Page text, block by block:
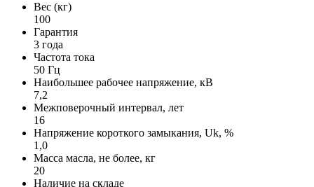
Вес (кг)
100
Гарантия
3 года
Частота тока
50 Гц
Наибольшее рабочее напряжение, кВ
7,2
Межповерочный интервал, лет
16
Напряжение короткого замыкания, Uk, %
1,0
Масса масла, не более, кг
20
Наличие на складе